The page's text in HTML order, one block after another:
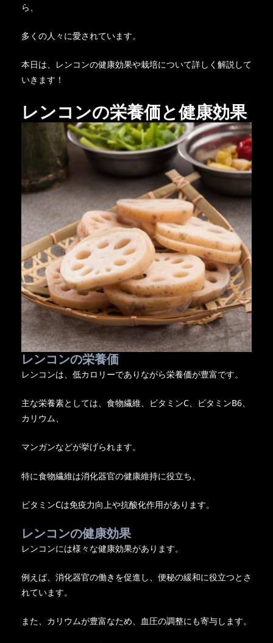
ら、
多くの人々に愛されています。
本日は、レンコンの健康効果や栽培について詳しく解説して
いきます！
レンコンの栄養価と健康効果
レンコンの栄養価
レンコンは、低カロリーでありながら栄養価が豊富です。
主な栄養素としては、食物繊維、ビタミンC、ビタミンB6、
カリウム、
マンガンなどが挙げられます。
特に食物繊維は消化器官の健康維持に役立ち、
ビタミンCは免疫力向上や抗酸化作用があります。
レンコンの健康効果
レンコンには様々な健康効果があります。
例えば、消化器官の働きを促進し、便秘の緩和に役立つとさ
れています。
また、カリウムが豊富なため、血圧の調整にも寄与します。